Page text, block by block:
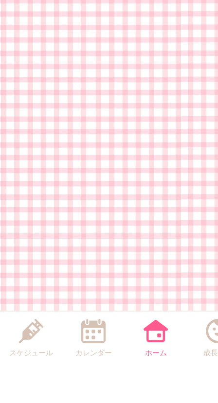
スケジュール カレンダー ホーム 成